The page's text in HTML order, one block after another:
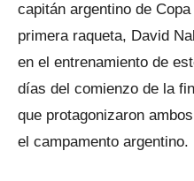
capitán argentino de
primera raqueta, David
en el entrenamiento de
días del comienzo de la
que protagonizaron
el campamento argentino.